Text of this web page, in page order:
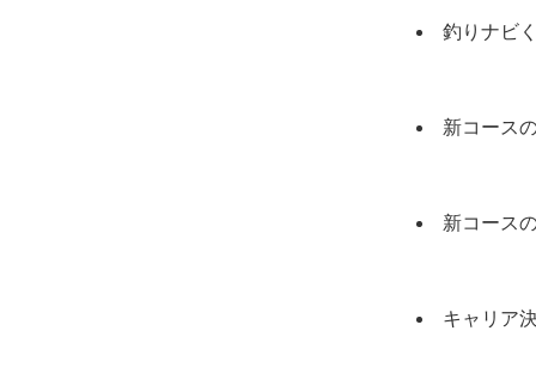
釣りナビ
新コース
新コース
キャリア